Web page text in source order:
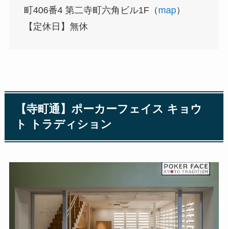
町406番4 第二寺町六角ビル1F（ map）
【定休日】無休
【寺町通】ポーカーフェイス キョウ
ト トラディション